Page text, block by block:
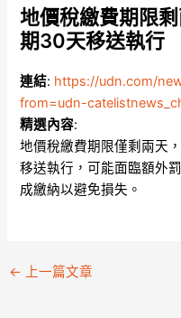
地價稅繳費期限
期30天移送執行
連結: https://udn.com/
from=udn-
精選內容:
地價稅繳費期限僅剩兩天
移送執行，可能面臨額外
成繳納以避免損失。
← 上一篇文章